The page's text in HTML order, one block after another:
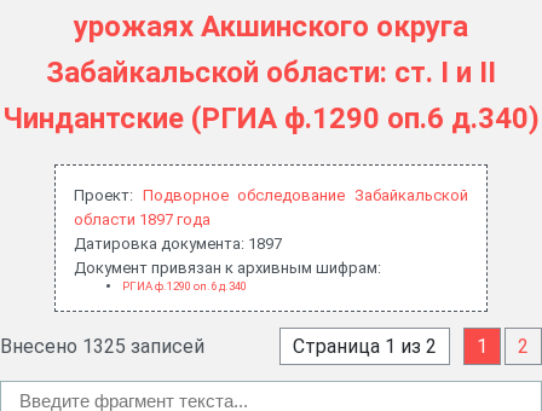
урожаях Акшинского округа
Забайкальской области: ст. I и II
Чиндантские (РГИА ф.1290 оп.6 д.340)
Проект: Подворное обследование Забайкальской
области 1897 года
Датировка документа: 1897
Документ привязан к архивным шифрам:
РГИА ф.1290 оп.6 д.340
Внесено 1325 записей Страница 1 из 2 1 2